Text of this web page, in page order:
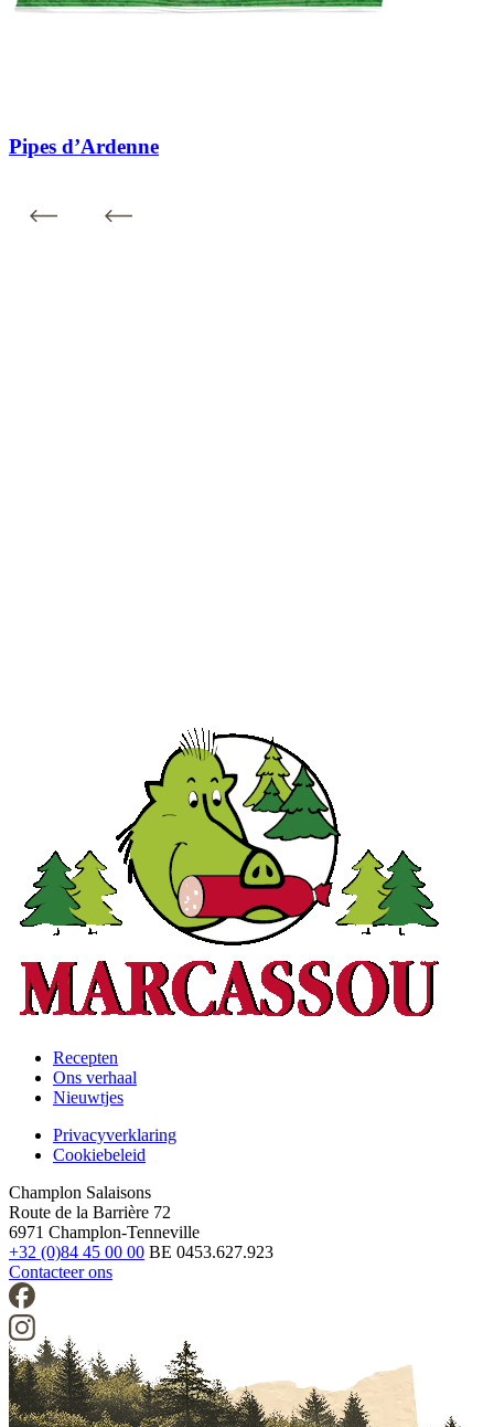
Pipes d’Ardenne
Footer
Recepten
Ons verhaal
Nieuwtjes
Legal
Privacyverklaring
Cookiebeleid
Champlon Salaisons
Route de la Barrière 72
6971 Champlon-Tenneville
+32 (0)84 45 00 00 BE 0453.627.923
Contacteer ons